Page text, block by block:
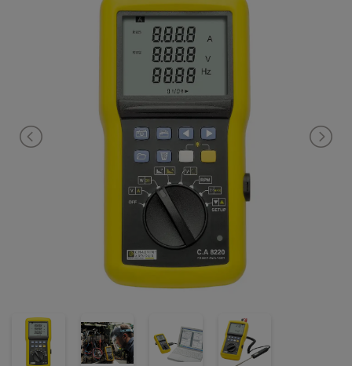
enkelt tryck på en knapp. Windowssoftware "power Analyzer
Transfer" kan laddas ned gratis och gör det möjligt att analysera
och behandla uppmätta resultat, både som tabeller och grafer.
Med Softwaren är det också möjligt att utföra långvarig online
CA 8220 uppfyller IEC 61010-1 KAT III 600V.
Levereras inkl. batteri, pc-kabel, MN93 minströmtång,
testledningar, krorkodilklämma, väska och manual.